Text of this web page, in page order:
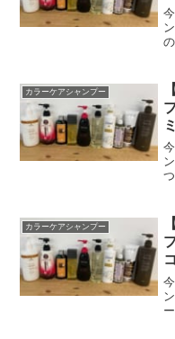
カラーケアシャンプー
カラーケアシャンプー